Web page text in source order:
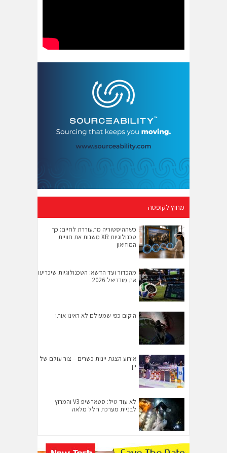
מחוץ לקופסה
כשההיסטוריה מתעוררת לחיים: כך
טכנולוגיות XR משנות את חוויית
המוזיאון
מהכדור ועד הדשא: הטכנולוגיות שיכריעו
את מונדיאל 2026
היקום כפי שמעולם לא ראינו אותו
אירוע הצגת יינות כשרים – צור עולם של
יין
לא עוד טיל: סטארשיפ V3 והמרוץ
לבניית מערכת חלל מלאה